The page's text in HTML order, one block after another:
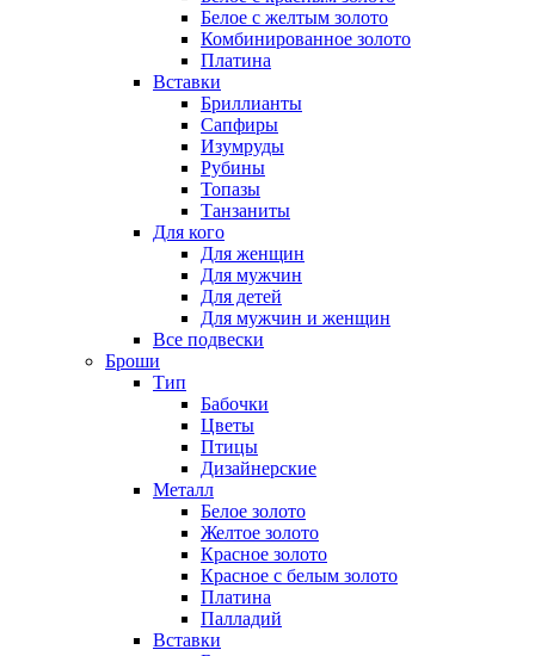
Белое с желтым золото
Комбинированное золото
Платина
Вставки
Бриллианты
Сапфиры
Изумруды
Рубины
Топазы
Танзаниты
Для кого
Для женщин
Для мужчин
Для детей
Для мужчин и женщин
Все подвески
Броши
Тип
Бабочки
Цветы
Птицы
Дизайнерские
Металл
Белое золото
Желтое золото
Красное золото
Красное с белым золото
Платина
Палладий
Вставки